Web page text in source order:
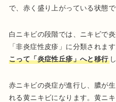
で、赤く盛り上がっている状態で
白ニキビの段階では、ニキビで
「非炎症性皮疹」に分類されま
こって「炎症性丘疹」へと移行
赤ニキビの炎症が進行し、膿が
れる黄ニキビになります。黄ニ